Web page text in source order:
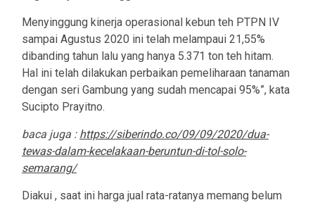
Menyinggung kinerja operasional kebun teh PTPN IV
sampai Agustus 2020 ini telah melampaui 21,55%
dibanding tahun lalu yang hanya 5.371 ton teh hitam.
Hal ini telah dilakukan perbaikan pemeliharaan tanaman
dengan seri Gambung yang sudah mencapai 95%”, kata
Sucipto Prayitno.
baca juga : https://siberindo.co/09/09/2020/dua-
tewas-dalam-kecelakaan-beruntun-di-tol-solo-
semarang/
Diakui , saat ini harga jual rata-ratanya memang belum